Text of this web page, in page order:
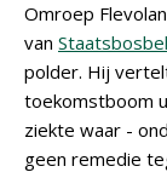
Omroep
van
polder. Hij
toekomstboom
ziekte waar -
geen remedie